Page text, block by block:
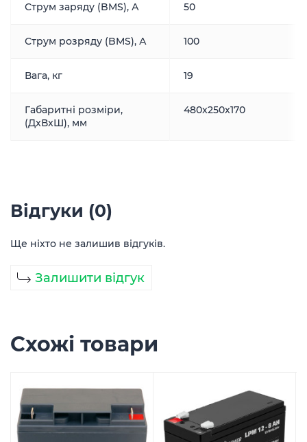
Струм заряду (BMS), А 50
Струм розряду (BMS), А 100
Вага, кг 19
Габаритні розміри,
(ДxВxШ), мм
480x250x170
Відгуки (0)
Ще ніхто не залишив відгуків.
Залишити відгук
Схожі товари